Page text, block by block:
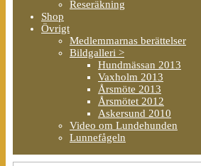
Reseräkning
Shop
Övrigt
Medlemmarnas berättelser
Bildgalleri >
Hundmässan 2013
Vaxholm 2013
Årsmöte 2013
Årsmötet 2012
Askersund 2010
Video om Lundehunden
Lunnefågeln